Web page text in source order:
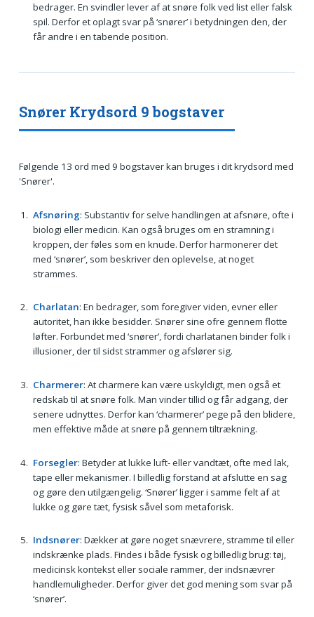
bedrager. En svindler lever af at snøre folk ved list eller falsk
spil. Derfor et oplagt svar på ‘snører’ i betydningen den, der
får andre i en tabende position.
Snører Krydsord 9 bogstaver
Følgende 13 ord med 9 bogstaver kan bruges i dit krydsord med
'Snører'.
Afsnøring: Substantiv for selve handlingen at afsnøre, ofte i
biologi eller medicin. Kan også bruges om en stramning i
kroppen, der føles som en knude. Derfor harmonerer det
med ‘snører’, som beskriver den oplevelse, at noget
strammes.
Charlatan: En bedrager, som foregiver viden, evner eller
autoritet, han ikke besidder. Snører sine ofre gennem flotte
løfter. Forbundet med ‘snører’, fordi charlatanen binder folk i
illusioner, der til sidst strammer og afslører sig.
Charmerer: At charmere kan være uskyldigt, men også et
redskab til at snøre folk. Man vinder tillid og får adgang, der
senere udnyttes. Derfor kan ‘charmerer’ pege på den blidere,
men effektive måde at snøre på gennem tiltrækning.
Forsegler: Betyder at lukke luft- eller vandtæt, ofte med lak,
tape eller mekanismer. I billedlig forstand at afslutte en sag
og gøre den utilgængelig. ‘Snører’ ligger i samme felt af at
lukke og gøre tæt, fysisk såvel som metaforisk.
Indsnører: Dækker at gøre noget snævrere, stramme til eller
indskrænke plads. Findes i både fysisk og billedlig brug: tøj,
medicinsk kontekst eller sociale rammer, der indsnævrer
handlemuligheder. Derfor giver det god mening som svar på
‘snører’.